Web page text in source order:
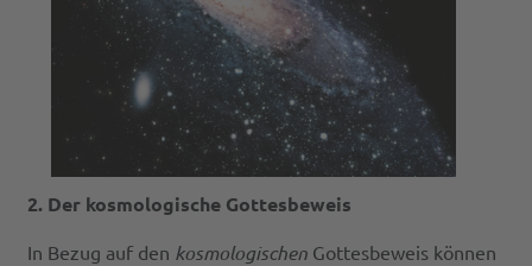
2. Der kosmologische Gottesbeweis
In Bezug auf den kosmologischen Gottesbeweis können